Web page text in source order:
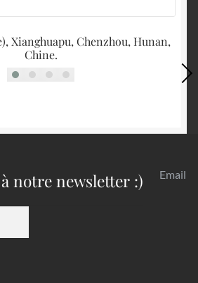
Xianghuapu, Chenzhou, Hunan,
Chine.
notre newsletter :) Email